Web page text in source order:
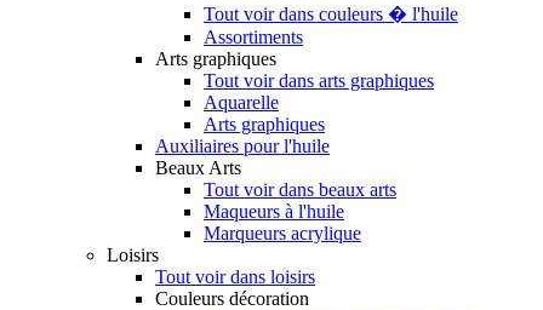
Tout voir dans couleurs � l'huile
Assortiments
Arts graphiques
Tout voir dans arts graphiques
Aquarelle
Arts graphiques
Auxiliaires pour l'huile
Beaux Arts
Tout voir dans beaux arts
Maqueurs à l'huile
Marqueurs acrylique
Loisirs
Tout voir dans loisirs
Couleurs décoration